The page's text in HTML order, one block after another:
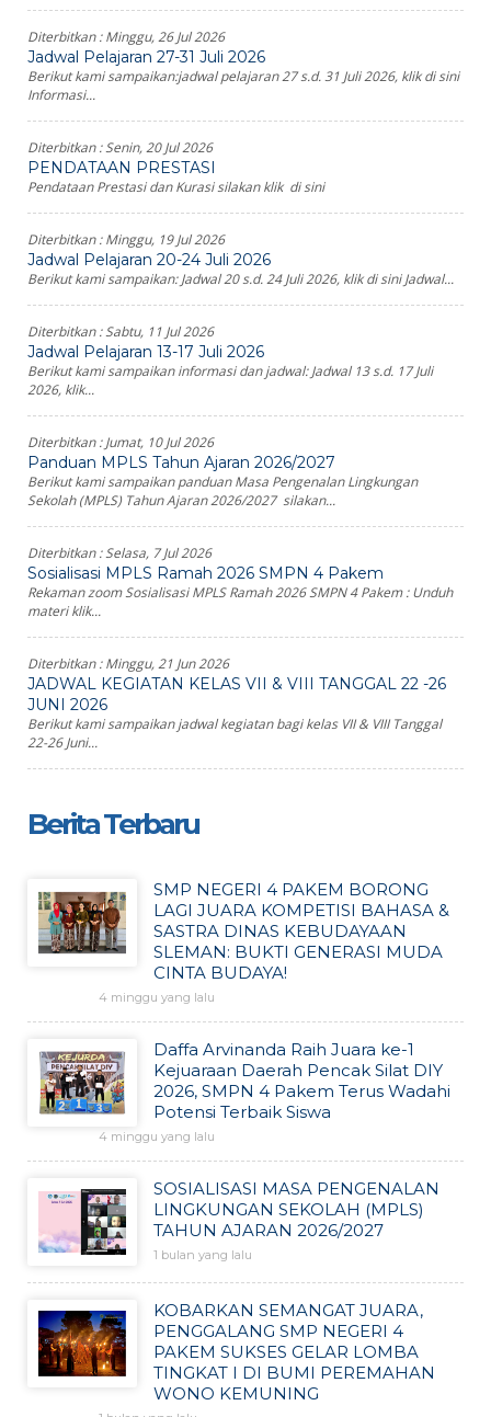
Diterbitkan :Minggu, 26 Jul 2026
Jadwal Pelajaran 27-31 Juli 2026
Berikut kami sampaikan:jadwal pelajaran 27 s.d. 31 Juli 2026, klik di sini
Informasi...
Diterbitkan :Senin, 20 Jul 2026
PENDATAAN PRESTASI
Pendataan Prestasi dan Kurasi silakan klik di sini
Diterbitkan :Minggu, 19 Jul 2026
Jadwal Pelajaran 20-24 Juli 2026
Berikut kami sampaikan: Jadwal 20 s.d. 24 Juli 2026, klik di sini Jadwal...
Diterbitkan :Sabtu, 11 Jul 2026
Jadwal Pelajaran 13-17 Juli 2026
Berikut kami sampaikan informasi dan jadwal: Jadwal 13 s.d. 17 Juli
2026, klik...
Diterbitkan :Jumat, 10 Jul 2026
Panduan MPLS Tahun Ajaran 2026/2027
Berikut kami sampaikan panduan Masa Pengenalan Lingkungan
Sekolah (MPLS) Tahun Ajaran 2026/2027 silakan...
Diterbitkan :Selasa, 7 Jul 2026
Sosialisasi MPLS Ramah 2026 SMPN 4 Pakem
Rekaman zoom Sosialisasi MPLS Ramah 2026 SMPN 4 Pakem : Unduh
materi klik...
Diterbitkan :Minggu, 21 Jun 2026
JADWAL KEGIATAN KELAS VII & VIII TANGGAL 22 -26
JUNI 2026
Berikut kami sampaikan jadwal kegiatan bagi kelas VII & VIII Tanggal
22-26 Juni...
Berita Terbaru
SMP NEGERI 4 PAKEM BORONG
LAGI JUARA KOMPETISI BAHASA &
SASTRA DINAS KEBUDAYAAN
SLEMAN: BUKTI GENERASI MUDA
CINTA BUDAYA!
4 minggu yang lalu
Daffa Arvinanda Raih Juara ke-1
Kejuaraan Daerah Pencak Silat DIY
2026, SMPN 4 Pakem Terus Wadahi
Potensi Terbaik Siswa
4 minggu yang lalu
SOSIALISASI MASA PENGENALAN
LINGKUNGAN SEKOLAH (MPLS)
TAHUN AJARAN 2026/2027
1 bulan yang lalu
KOBARKAN SEMANGAT JUARA,
PENGGALANG SMP NEGERI 4
PAKEM SUKSES GELAR LOMBA
TINGKAT I DI BUMI PEREMAHAN
WONO KEMUNING